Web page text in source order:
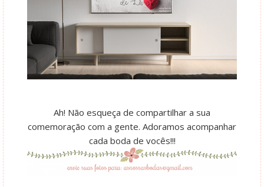
Ah! Não esqueça de compartilhar a sua
comemoração com a gente. Adoramos acompanhar
cada boda de vocês!!!